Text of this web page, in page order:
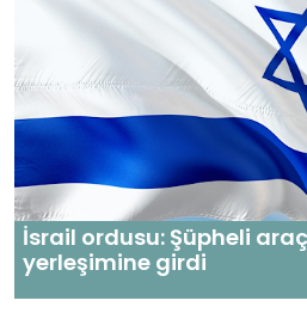
İsrail ordusu: Şüpheli
yerleşimine girdi